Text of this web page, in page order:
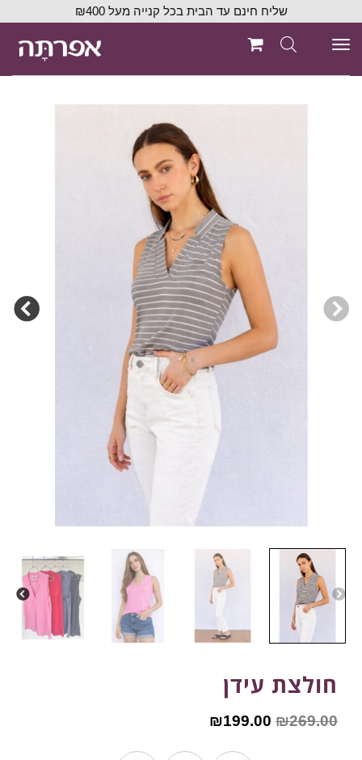
שליח חינם עד הבית בכל קנייה מעל ₪400
תפריט
חולצת עידן
₪269.00
₪199.00